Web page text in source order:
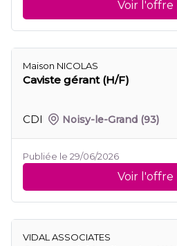
Voir l'offre
Maison NICOLAS
Caviste gérant (H/F)
CDI Noisy-le-Grand (93)
Publiée le 29/06/2026
Voir l'offre
VIDAL ASSOCIATES